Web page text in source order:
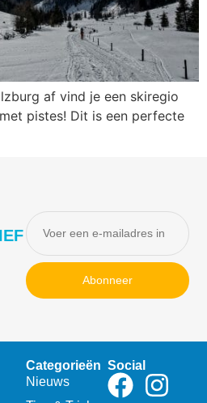
af vind je een skiregio
pistes! Dit is een perfecte
Abonneer
Categorieën
Nieuws
Social